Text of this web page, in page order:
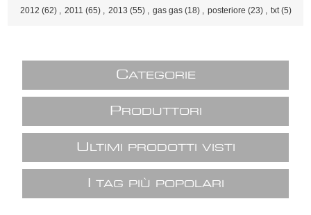
2012 (62) , 2011 (65) , 2013 (55) , gas gas (18) , posteriore (23) , txt (5)
CATEGORIE
P RODUTTORI
U LTIMI PRODOTTI VISTI
TAG PIÙ POPOLARI